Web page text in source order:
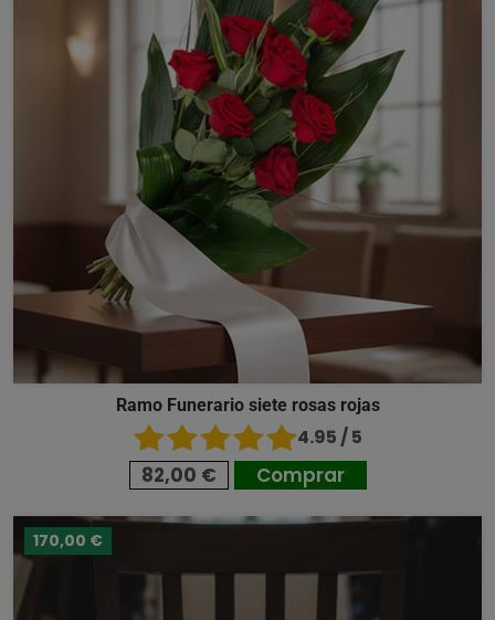
Ramo Funerario siete rosas rojas
4.95 / 5
82,00 € Comprar
170,00 €